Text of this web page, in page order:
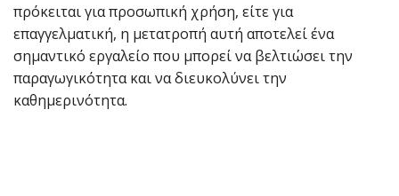
πρόκειται για προσωπική χρήση, είτε για
επαγγελματική, η μετατροπή αυτή αποτελεί ένα
σημαντικό εργαλείο που μπορεί να βελτιώσει την
παραγωγικότητα και να διευκολύνει την
καθημερινότητα.